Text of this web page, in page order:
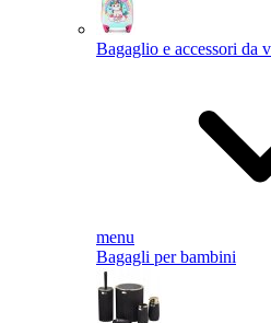
Bagaglio e accessori da
menu
Bagagli per bambini